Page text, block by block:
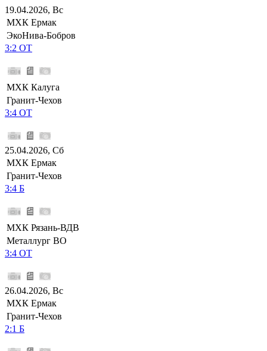
19.04.2026, Вс
МХК Ермак
ЭкоНива-Бобров
3:2 ОТ
МХК Калуга
Гранит-Чехов
3:4 ОТ
25.04.2026, Сб
МХК Ермак
Гранит-Чехов
3:4 Б
МХК Рязань-ВДВ
Металлург ВО
3:4 ОТ
26.04.2026, Вс
МХК Ермак
Гранит-Чехов
2:1 Б